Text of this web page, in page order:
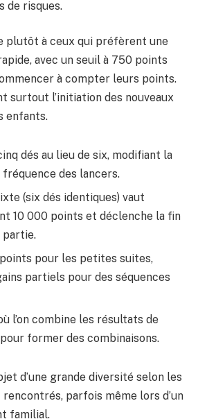
de risques.
plutôt à ceux qui préfèrent une
avec un seuil à 750 points
à compter leurs points.
surtout l’initiation des nouveaux
enfants.
dés au lieu de six, modifiant la
des lancers.
(six dés identiques) vaut
10 000 points et déclenche la fin
partie.
pour les petites suites,
partiels pour des séquences
l’on combine les résultats de
former des combinaisons.
d’une grande diversité selon les
parfois même lors d’un
familial.